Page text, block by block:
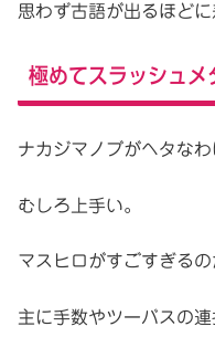
思わず古語が出るほどに
極めてスラッシュメ
ナカジマノブがヘタなわ
むしろ上手い。
マスヒロがすごすぎるの
主に手数やツーバスの